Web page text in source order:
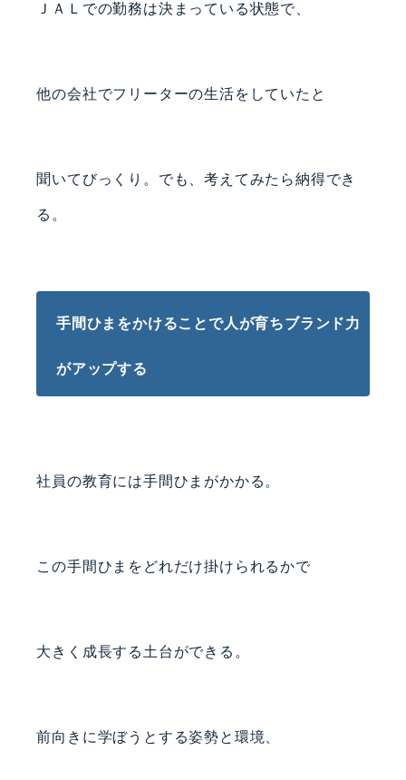
ＪＡＬでの勤務は決まっている状態で、
他の会社でフリーターの生活をしていたと
聞いてびっくり。でも、考えてみたら納得でき
る。
手間ひまをかけることで人が育ちブランド力
がアップする
社員の教育には手間ひまがかかる。
この手間ひまをどれだけ掛けられるかで
大きく成長する土台ができる。
前向きに学ぼうとする姿勢と環境、